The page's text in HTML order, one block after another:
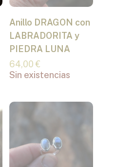
Anillo DRAGON con
LABRADORITA y
PIEDRA LUNA
64,00€
Sin existencias